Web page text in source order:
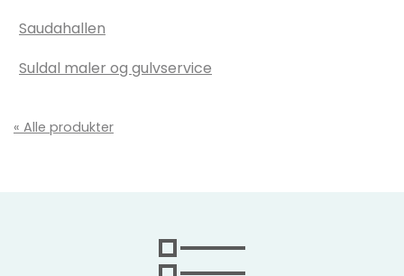
Saudahallen
Suldal maler og gulvservice
« Alle produkter